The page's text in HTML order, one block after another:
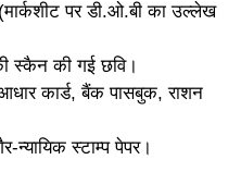
पर डी.ओ.बी का उल्लेख
स्कैन की गई छवि।
कार्ड, बैंक पासबुक, राशन
न्यायिक स्टाम्प पेपर।